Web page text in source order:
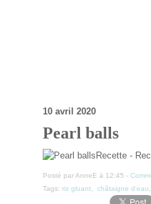
10 avril 2020
Pearl balls
Recette -
Posté par AnneE à 12:45 -
Tags: riz gluant châtaigne d'eau